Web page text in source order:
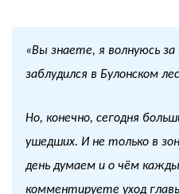
«Вы знаете, я волнуюсь
заблудился в Булонском
Но, конечно, сегодня
ушедших. И не только в
день думаем и о чём
комментируете уход